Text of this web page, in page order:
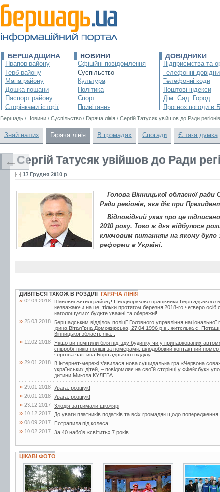
БЕРШАДЩИНА
Прапор району
Герб району
Мапа району
Дошка пошани
Паспорт району
Сторінками історії
НОВИНИ
Офіційні повідомлення
Суспільство
Культура
Політика
Спорт
Привітання
ДОВІДНИКИ
Підприємства та
Телефонні
Телефонні коди
Поштові індекси
Дім. Сад. Город.
Прогноз погоди в
Бершадь / Новини / Суспільство / Гаряча лінія / Сергій Татусяк увійшов до Ради регіонів
Знай наших Гаряча лінія В громадах Спогади Є така думка
Сергій Татусяк увійшов до Ради
17 Грудня 2010 р
Голова Вінницької обласної
Ради регіонів, яка діє при
Відповідний указ про це
2010 року. Того ж дня відбулося
ключовим питанням на якому було
реформи в Україні.
←
ДИВІТЬСЯ ТАКОЖ В РОЗДІЛІ ГАРЯЧА ЛІНІЯ
» 02.04.2018
Шановні жителі району! Неодноразово працівники Бершадського
незважаючи на це, тільки протягом березня 2018-го четверо
наголошуємо: будьте уважні та обережні!
» 25.03.2018
Бершадським відділом поліції Головного управління національної
Ірина Віталіївна Доможирська, 27.04.1996 р.н., жителька с.
Вінницької області, яка...
» 12.02.2018
Якщо ви помітили біля під’їзду будинку чи у припаркованих
співробітників поліції за номерами: цілодобовий контактний
чергова частина Бершадського відділу...
» 29.01.2018
В інтернет-мережі з’явилася нова суїцидальна гра «Червона
українських дітей, – повідомляє на своїй сторінці у «Фейсбук»
дитини Микола КУЛЕБА.
» 29.01.2018 Увага: розшук!
» 20.01.2018 Увага: розшук!
» 23.12.2017 Злодія затримали школярі
» 10.12.2017 До уваги платників податків та всіх громадян щодо
» 08.09.2017 Потрапила під колеса
» 10.02.2017 За 40 набоїв «світить» 7 років...
ЦІКАВІ ФОТО
27 фото 4 фото